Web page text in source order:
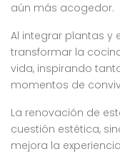
aún más acogedor.
Al integrar plantas y
transformar la
vida, inspirando
momentos de
La renovación de
cuestión estética,
mejora la